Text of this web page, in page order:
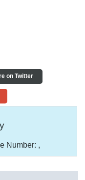
on Twitter
Number: ,